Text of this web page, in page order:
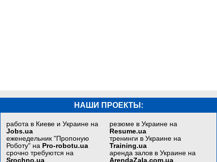
НАШИ ПРОЕКТЫ:
работа в Киеве и Украине на
Jobs.ua
еженедельник "Пропоную
Роботу" на Pro-robotu.ua
срочно требуются на
Srochno.ua
резюме в Украине на
Resume.ua
тренинги в Украине на
Training.ua
аренда залов в Украине на
ArendaZala.com.ua